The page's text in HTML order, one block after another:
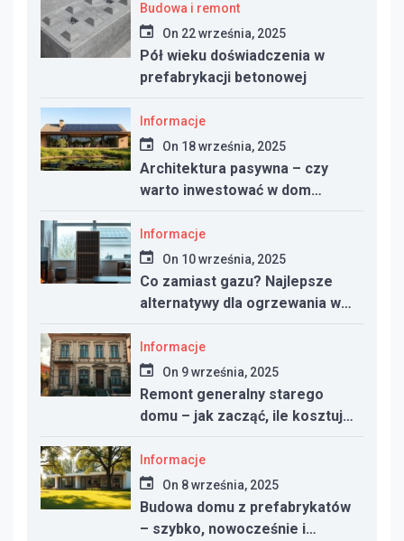
Budowa i remont
On 22 września, 2025
Pół wieku doświadczenia w
prefabrykacji betonowej
Informacje
On 18 września, 2025
Architektura pasywna – czy
warto inwestować w dom
energooszczędny?
Informacje
On 10 września, 2025
Co zamiast gazu? Najlepsze
alternatywy dla ogrzewania w
nowym domu
Informacje
On 9 września, 2025
Remont generalny starego
domu – jak zacząć, ile kosztuje
i na co uważać
Informacje
On 8 września, 2025
Budowa domu z prefabrykatów
– szybko, nowocześnie i